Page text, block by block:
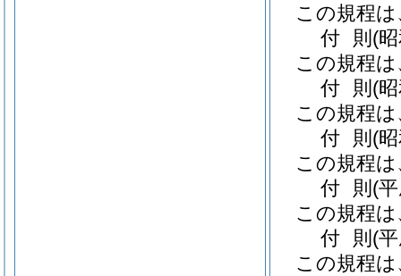
この規程
付 則 (
この規程
付 則 (
この規程
付 則 (
この規程
付 則 (
この規程
付 則 (
この規程